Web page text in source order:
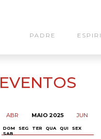
PADRE
EVENTOS
ABR MAIO 2025 JUN
DOM SEG TER QUA QUI
SEX
SAB